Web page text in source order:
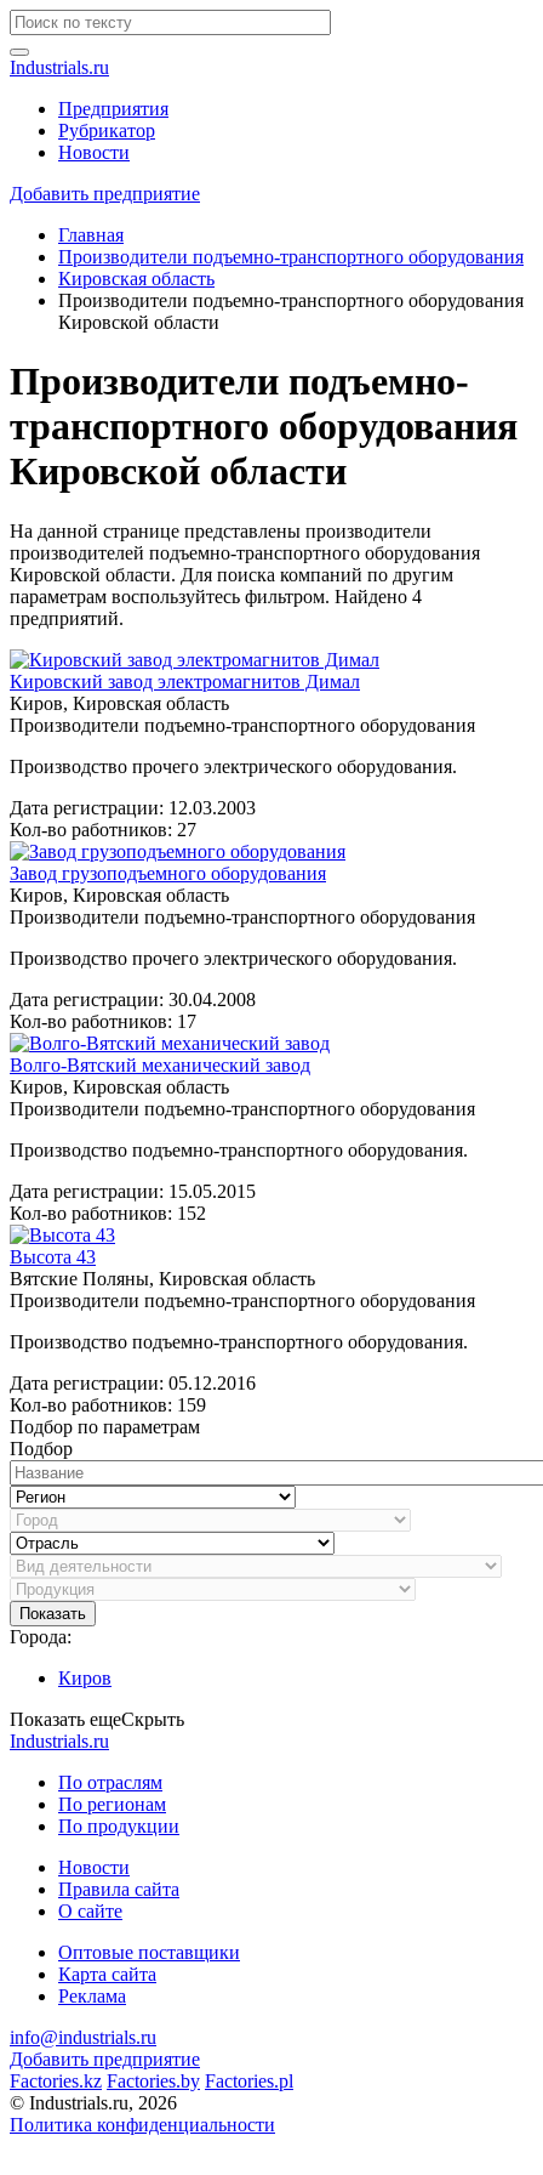
Industrials.ru
Предприятия
Рубрикатор
Новости
Добавить предприятие
Главная
Производители подъемно-транспортного оборудования
Кировская область
Производители подъемно-транспортного оборудования
Кировской области
Производители подъемно-
транспортного оборудования
Кировской области
На данной странице представлены производители
производителей подъемно-транспортного оборудования
Кировской области. Для поиска компаний по другим
параметрам воспользуйтесь фильтром. Найдено 4
предприятий.
Кировский завод электромагнитов Димал
Киров, Кировская область
Производители подъемно-транспортного оборудования
Производство прочего электрического оборудования.
Дата регистрации: 12.03.2003
Кол-во работников: 27
Завод грузоподъемного оборудования
Киров, Кировская область
Производители подъемно-транспортного оборудования
Производство прочего электрического оборудования.
Дата регистрации: 30.04.2008
Кол-во работников: 17
Волго-Вятский механический завод
Киров, Кировская область
Производители подъемно-транспортного оборудования
Производство подъемно-транспортного оборудования.
Дата регистрации: 15.05.2015
Кол-во работников: 152
Высота 43
Вятские Поляны, Кировская область
Производители подъемно-транспортного оборудования
Производство подъемно-транспортного оборудования.
Дата регистрации: 05.12.2016
Кол-во работников: 159
Подбор по параметрам
Подбор
Показать
Города:
Киров
Показать ещеСкрыть
Industrials.ru
По отраслям
По регионам
По продукции
Новости
Правила сайта
О сайте
Оптовые поставщики
Карта сайта
Реклама
info@industrials.ru
Добавить предприятие
Factories.kz Factories.by Factories.pl
© Industrials.ru, 2026
Политика конфиденциальности